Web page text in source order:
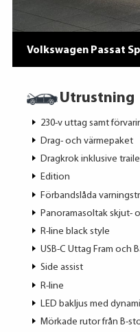
Volkswagen Passat
Utrustning
230-v uttag samt
Drag- och värmepaket
Dragkrok inklusive
Edition
Förbandslåda
Panoramasoltak skjut-
R-line black style
USB-C Uttag Fram och
Side assist
R-line
LED bakljus med
Mörkade rutor från B-